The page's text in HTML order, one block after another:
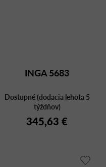
INGA 5683
Dostupné (dodacia lehota 5
týždňov)
345,63 €